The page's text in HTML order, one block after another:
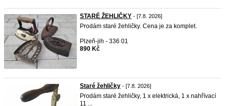
STARÉ ŽEHLIČKY - [7.8. 2026]
Prodám staré žehličky. Cena je za komplet.
Plzeň-jih - 336 01
890 Kč
Staré žehličky - [7.8. 2026]
Prodám staré žehličky, 1 x elektrická, 1 x nahřívací
11 ...